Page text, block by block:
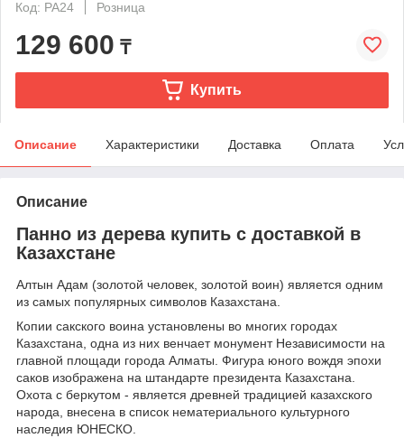
Код: РА24
Розница
129 600 ₸
Купить
Описание Характеристики Доставка Оплата
Описание
Панно из дерева купить с доставкой в
Казахстане
Алтын Адам (золотой человек, золотой воин) является одним
из самых популярных символов Казахстана.
Копии сакского воина установлены во многих городах
Казахстана, одна из них венчает монумент Независимости на
главной площади города Алматы. Фигура юного вождя эпохи
саков изображена на штандарте президента Казахстана.
Охота с беркутом - является древней традицией казахского
народа, внесена в список нематериального культурного
наследия ЮНЕСКО.